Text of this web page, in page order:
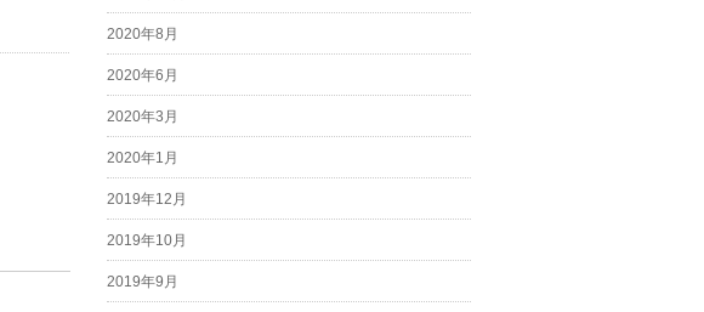
2020年8月
2020年6月
2020年3月
2020年1月
2019年12月
2019年10月
2019年9月